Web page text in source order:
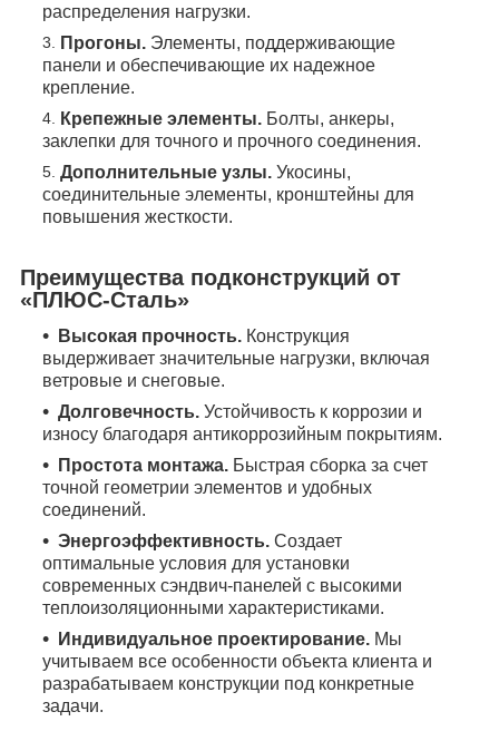
распределения нагрузки.
Прогоны. Элементы, поддерживающие
панели и обеспечивающие их надежное
крепление.
Крепежные элементы. Болты, анкеры,
заклепки для точного и прочного соединения.
Дополнительные узлы. Укосины,
соединительные элементы, кронштейны для
повышения жесткости.
Преимущества подконструкций от
«ПЛЮС-Сталь»
Высокая прочность. Конструкция
выдерживает значительные нагрузки, включая
ветровые и снеговые.
Долговечность. Устойчивость к коррозии и
износу благодаря антикоррозийным покрытиям.
Простота монтажа. Быстрая сборка за счет
точной геометрии элементов и удобных
соединений.
Энергоэффективность. Создает
оптимальные условия для установки
современных сэндвич-панелей с высокими
теплоизоляционными характеристиками.
Индивидуальное проектирование. Мы
учитываем все особенности объекта клиента и
разрабатываем конструкции под конкретные
задачи.